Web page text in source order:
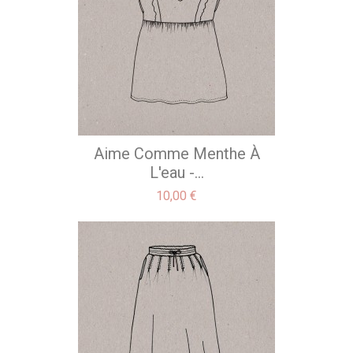
Aime Comme Menthe À
L'eau -...
Precio
10,00 €